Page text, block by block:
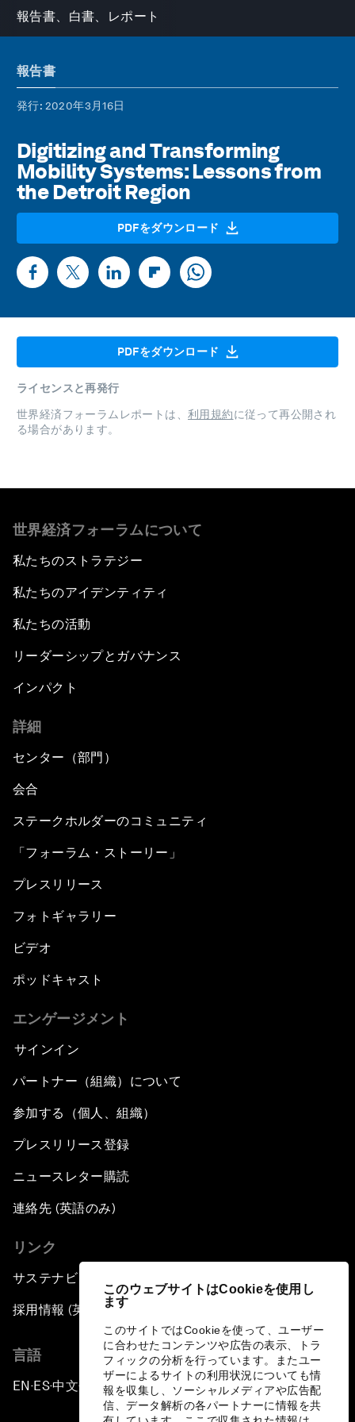
このウェブサイトはCookieを使用し
ます
このサイトではCookieを使って、ユーザー
に合わせたコンテンツや広告の表示、トラ
フィックの分析を行っています。またユー
ザーによるサイトの利用状況についても情
報を収集し、ソーシャルメディアや広告配
信、データ解析の各パートナーに情報を共
報告書、白書、レポート
報告書
発行: 2020年3月16日
Digitizing and Transforming
Mobility Systems: Lessons from
the Detroit Region
PDFをダウンロード
PDFをダウンロード
ライセンスと再発行
世界経済フォーラムレポートは、 利用規約に従って再公開され
る場合があります。
世界経済フォーラムについて
私たちのストラテジー
私たちのアイデンティティ
私たちの活動
リーダーシップとガバナンス
インパクト
詳細
センター（部門）
会合
ステークホルダーのコミュニティ
「フォーラム・ストーリー」
プレスリリース
フォトギャラリー
ビデオ
ポッドキャスト
エンゲージメント
サインイン
パートナー（組織）について
参加する（個人、組織）
プレスリリース登録
ニュースレター購読
連絡先 (英語のみ)
リンク
サステナビリティへの取り組み
採用情報 (英語のみ)
言語
EN ▪ ES▪中文▪ 日本語